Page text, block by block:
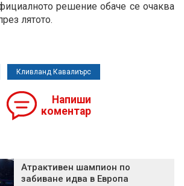
решение обаче се очаква
лятото.
Кливланд Кавалиърс
Напиши
коментар
Атрактивен шампион по
забиване идва в Европа